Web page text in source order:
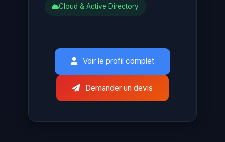
Cloud & Active Directory
Voir le profil complet
Demander un devis